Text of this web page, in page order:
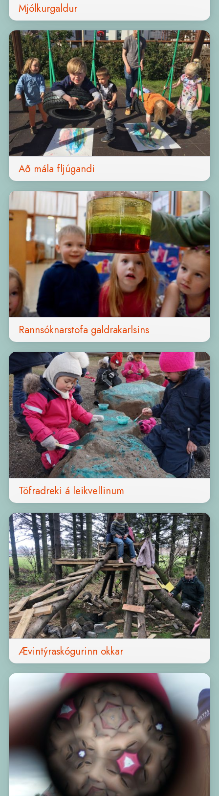
Mjólkurgaldur
Að mála fljúgandi
Rannsóknarstofa galdrakarlsins
Töfradreki á leikvellinum
Ævintýraskógurinn okkar